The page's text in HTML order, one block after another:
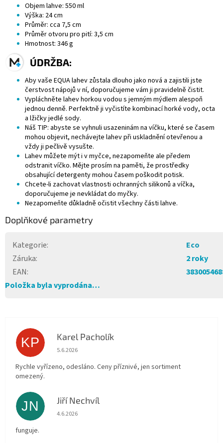
Objem lahve: 550 ml
Výška: 24 cm
Průměr: cca 7,5 cm
Průměr otvoru pro pití: 3,5 cm
Hmotnost: 346 g
ÚDRŽBA:
Aby vaše EQUA lahev zůstala dlouho jako nová a zajistili jste
čerstvost nápojů v ní, doporučujeme vám ji pravidelně čistit.
Vypláchněte lahev horkou vodou s jemným mýdlem alespoň
jednou denně. Perfektně ji vyčistíte kombinací horké vody, octa
a lžičkyjedlé sody.
Náš TIP: abyste se vyhnuli usazeninám na víčku, které se časem
mohou objevit, nechávejte lahev při uskladnění otevřenou a
vždy ji pečlivě vysušte.
Lahev můžete mýt i v myčce, nezapomeňte ale předem
odstranit víčko. Mějte prosím na paměti, že prostředky
obsahujícídetergentymohou časem poškodit potisk.
Chcete-li zachovat vlastnosti ochranných silikonů a víčka,
doporučujeme je nevkládat do myčky.
Nezapomeňte důkladně očistit všechny části lahve.
Doplňkové parametry
Kategorie:
Eco
Záruka:
2 roky
EAN:
Položka byla vyprodána…
KP Karel Pacholík
Hodnocení obchodu je 4 z 5 hvězdiček.
5.6.2026
Rychle vyřízeno, odesláno. Ceny příznivé, jen sortiment
omezený.
JN Jiří Nechvíl
Hodnocení obchodu je 5 z 5 hvězdiček.
4.6.2026
funguje.